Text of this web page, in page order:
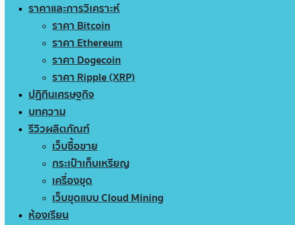
ราคาและการวิเคราะห์
ราคา Bitcoin
ราคา Ethereum
ราคา Dogecoin
ราคา Ripple (XRP)
ปฏิทินเศรษฐกิจ
บทความ
รีวิวผลิตภัณฑ์
เว็บซื้อขาย
กระเป๋าเก็บเหรียญ
เครื่องขุด
เว็บขุดแบบ Cloud Mining
ห้องเรียน